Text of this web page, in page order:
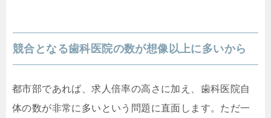
競合となる歯科医院の数が想像以上に多いから
都市部であれば、求人倍率の高さに加え、歯科医院自
体の数が非常に多いという問題に直面します。ただ一